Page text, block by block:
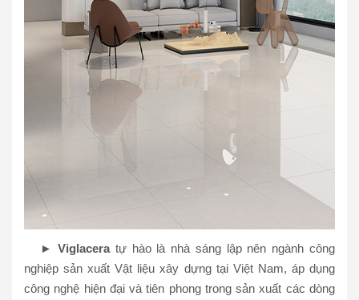
►Viglacera tự hào là nhà sáng lập nên ngành công
nghiệp sản xuất Vật liệu xây dựng tại Việt Nam, áp dụng
công nghệ hiện đại và tiên phong trong sản xuất các dòng